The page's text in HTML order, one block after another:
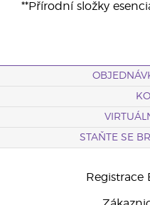
**Přírodní složky
STAŇTE SE
Registrace